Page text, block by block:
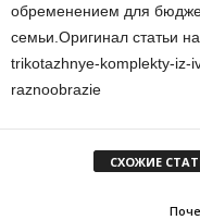
обременением для
семьи.Оригинал статьи
trikotazhnye-komplekty-iz-
raznoobrazie
СХОЖИЕ